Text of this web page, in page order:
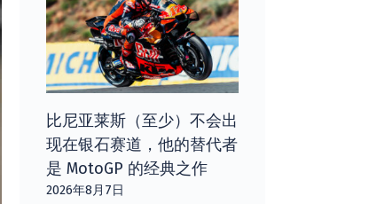
比尼亚莱斯（至少）不会出
现在银石赛道，他的替代者
是 MotoGP 的经典之作
2026年8月7日